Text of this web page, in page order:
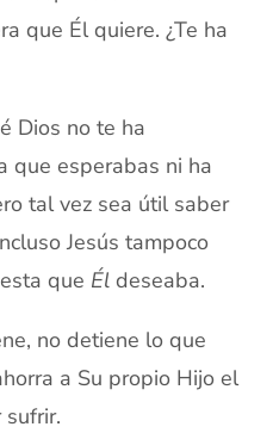
que Él quiere. ¿Te ha
Dios no te ha
que esperabas ni ha
tal vez sea útil saber
Jesús tampoco
que Éldeseaba.
no detiene lo que
a Su propio Hijo el